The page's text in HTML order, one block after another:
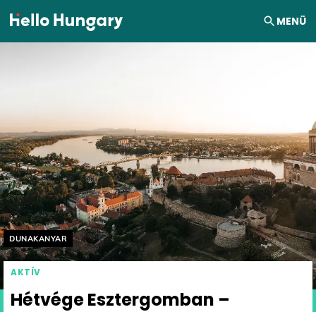
Ugrás a tartalomhoz MENÜ
Helyszín címkék:
DUNAKANYAR
AKTÍV
Hétvége Esztergomban –